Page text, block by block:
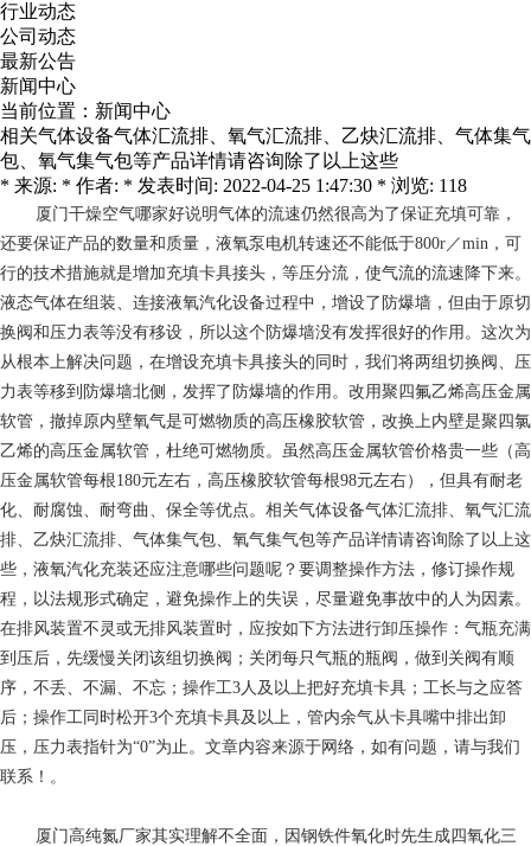
行业动态
公司动态
最新公告
新闻中心
当前位置： 新闻中心
相关气体设备气体汇流排、氧气汇流排、乙炔汇流排、气体集气
包、氧气集气包等产品详情请咨询除了以上这些
* 来源: * 作者: * 发表时间: 2022-04-25 1:47:30 * 浏览: 118
厦门干燥空气哪家好说明气体的流速仍然很高为了保证充填可靠，
还要保证产品的数量和质量，液氧泵电机转速还不能低于800r／min，可
行的技术措施就是增加充填卡具接头，等压分流，使气流的流速降下来。
液态气体在组装、连接液氧汽化设备过程中，增设了防爆墙，但由于原切
换阀和压力表等没有移设，所以这个防爆墙没有发挥很好的作用。这次为
从根本上解决问题，在增设充填卡具接头的同时，我们将两组切换阀、压
力表等移到防爆墙北侧，发挥了防爆墙的作用。改用聚四氟乙烯高压金属
软管，撤掉原内壁氧气是可燃物质的高压橡胶软管，改换上内壁是聚四氯
乙烯的高压金属软管，杜绝可燃物质。虽然高压金属软管价格贵一些（高
压金属软管每根180元左右，高压橡胶软管每根98元左右），但具有耐老
化、耐腐蚀、耐弯曲、保全等优点。相关气体设备气体汇流排、氧气汇流
排、乙炔汇流排、气体集气包、氧气集气包等产品详情请咨询除了以上这
些，液氧汽化充装还应注意哪些问题呢？要调整操作方法，修订操作规
程，以法规形式确定，避免操作上的失误，尽量避免事故中的人为因素。
在排风装置不灵或无排风装置时，应按如下方法进行卸压操作：气瓶充满
到压后，先缓慢关闭该组切换阀；关闭每只气瓶的瓶阀，做到关阀有顺
序，不丢、不漏、不忘；操作工3人及以上把好充填卡具；工长与之应答
后；操作工同时松开3个充填卡具及以上，管内余气从卡具嘴中排出卸
压，压力表指针为“0”为止。文章内容来源于网络，如有问题，请与我们
联系！。
厦门高纯氮厂家其实理解不全面，因钢铁件氧化时先生成四氧化三